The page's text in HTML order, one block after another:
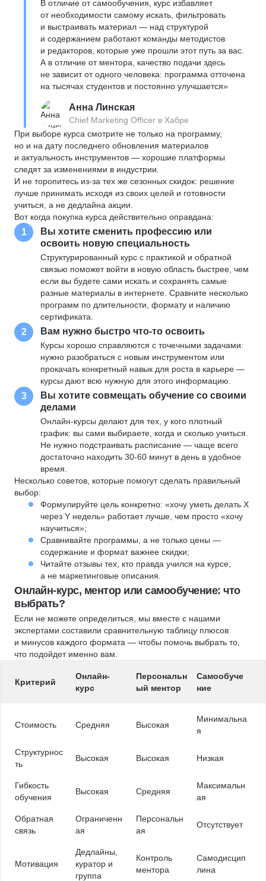
В отличие от самообучения, курс избавляет
от необходимости самому искать, фильтровать
и выстраивать материал — над структурой
и содержанием работают команды методистов
и редакторов, которые уже прошли этот путь за вас.
А в отличие от ментора, качество подачи здесь
не зависит от одного человека: программа отточена
на тысячах студентов и постоянно улучшается»
Анна Линская
Chief Marketing Officer в Хабре
При выборе курса смотрите не только на программу,
но и на дату последнего обновления материалов
и актуальность инструментов — хорошие платформы
следят за изменениями в индустрии.
И не торопитесь из-за тех же сезонных скидок: решение
лучше принимать исходя из своих целей и готовности
учиться, а не дедлайна акции.
Вот когда покупка курса действительно оправдана:
1
Вы хотите сменить профессию или
освоить новую специальность
Структурированный курс с практикой и обратной
связью поможет войти в новую область быстрее, чем
если вы будете сами искать и сохранять самые
разные материалы в интернете. Сравните несколько
программ по длительности, формату и наличию
сертификата.
2 Вам нужно быстро что-то освоить
Курсы хорошо справляются с точечными задачами:
нужно разобраться с новым инструментом или
прокачать конкретный навык для роста в карьере —
курсы дают всю нужную для этого информацию.
3
Вы хотите совмещать обучение со своими
делами
Онлайн-курсы делают для тех, у кого плотный
график: вы сами выбираете, когда и сколько учиться.
Не нужно подстраивать расписание — чаще всего
достаточно находить 30-60 минут в день в удобное
время.
Несколько советов, которые помогут сделать правильный
выбор:
Формулируйте цель конкретно: «хочу уметь делать X
через Y недель» работает лучше, чем просто «хочу
научиться»;
Сравнивайте программы, а не только цены —
содержание и формат важнее скидки;
Читайте отзывы тех, кто правда учился на курсе,
а не маркетинговые описания.
Онлайн-курс, ментор или самообучение: что
выбрать?
Если не можете определиться, мы вместе с нашими
экспертами составили сравнительную таблицу плюсов
и минусов каждого формата — чтобы помочь выбрать то,
что подойдет именно вам.
Критерий
Онлайн-
курс
Персональн
ый ментор
Самообуче
ние
Стоимость Средняя Высокая
Минимальна
я
Структурнос
ть
Высокая Высокая Низкая
Гибкость
обучения
Высокая Средняя
Максимальн
ая
Обратная
связь
Ограниченн
ая
Персональн
ая
Отсутствует
Мотивация
Дедлайны,
куратор и
группа
Контроль
ментора
Самодисцип
лина